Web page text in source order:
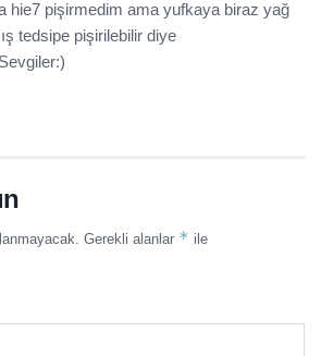
hie7 pişirmedim ama yufkaya biraz yağ
tedsipe pişirilebilir diye
Gerekli alanlar * ile